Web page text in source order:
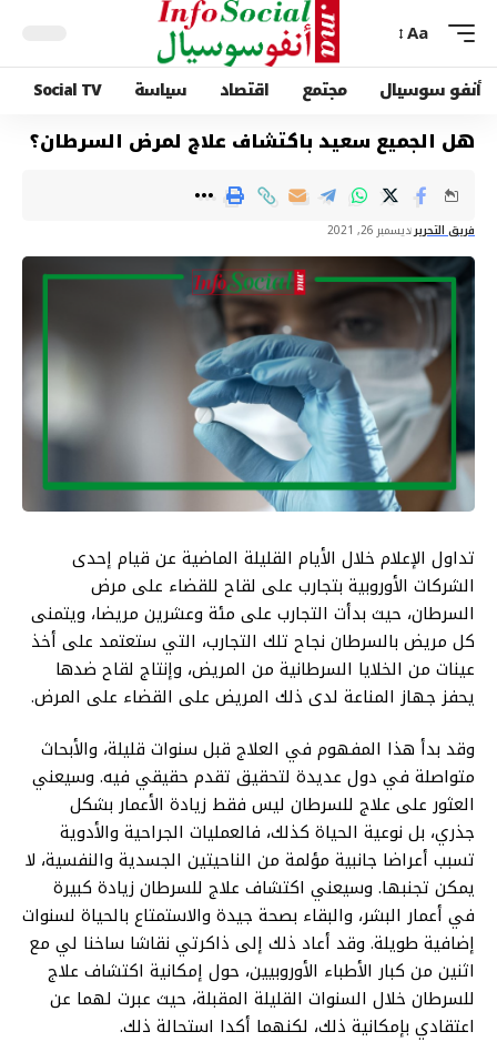
Aa
أنفو سوسيال مجتمع اقتصاد سياسة Social TV
هل الجميع سعيد باكتشاف علاج لمرض السرطان؟
فريق التحريرديسمبر 26, 2021
تداول الإعلام خلال الأيام القليلة الماضية عن قيام إحدى
الشركات الأوروبية بتجارب على لقاح للقضاء على مرض
السرطان، حيث بدأت التجارب على مئة وعشرين مريضا، ويتمنى
كل مريض بالسرطان نجاح تلك التجارب، التي ستعتمد على أخذ
عينات من الخلايا السرطانية من المريض، وإنتاج لقاح ضدها
يحفز جهاز المناعة لدى ذلك المريض على القضاء على المرض.
وقد بدأ هذا المفهوم في العلاج قبل سنوات قليلة، والأبحاث
متواصلة في دول عديدة لتحقيق تقدم حقيقي فيه. وسيعني
العثور على علاج للسرطان ليس فقط زيادة الأعمار بشكل
جذري، بل نوعية الحياة كذلك، فالعمليات الجراحية والأدوية
تسبب أعراضا جانبية مؤلمة من الناحيتين الجسدية والنفسية، لا
يمكن تجنبها. وسيعني اكتشاف علاج للسرطان زيادة كبيرة
في أعمار البشر، والبقاء بصحة جيدة والاستمتاع بالحياة لسنوات
إضافية طويلة. وقد أعاد ذلك إلى ذاكرتي نقاشا ساخنا لي مع
اثنين من كبار الأطباء الأوروبيين، حول إمكانية اكتشاف علاج
للسرطان خلال السنوات القليلة المقبلة، حيث عبرت لهما عن
اعتقادي بإمكانية ذلك، لكنهما أكدا استحالة ذلك.